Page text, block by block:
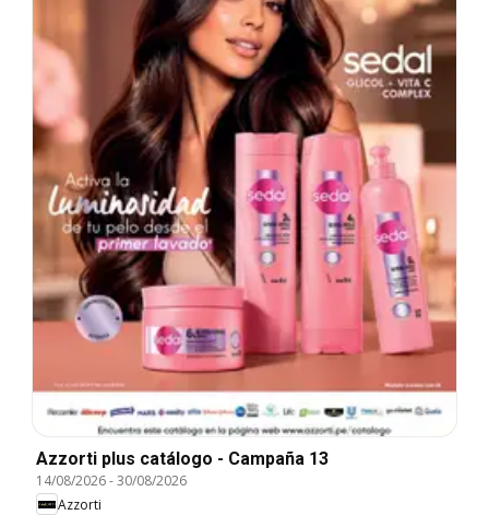
Azzorti plus catálogo - Campaña 13
14/08/2026-30/08/2026
Azzorti